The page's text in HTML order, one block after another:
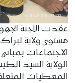
عقدت اللجنة
مستوى ولاية
الاجتماعات
الولاية السيد
المعطيات